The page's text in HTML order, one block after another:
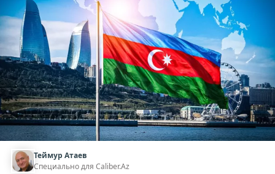
Теймур Атаев
Специально для Caliber.Az